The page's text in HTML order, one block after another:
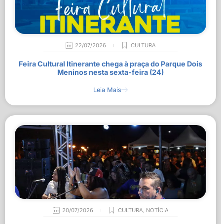
22/07/2026 CULTURA
Feira Cultural Itinerante chega à praça do Parque Dois
Meninos nesta sexta-feira (24)
Leia Mais
20/07/2026 CULTURA, NOTÍCIA